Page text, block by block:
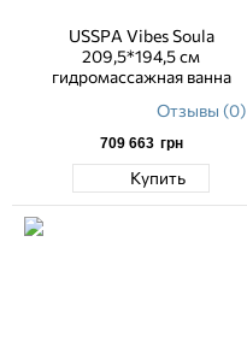
USSPA Vibes Soula
209,5*194,5 см
гидромассажная ванна
Отзывы (0)
709 663 грн
Купить